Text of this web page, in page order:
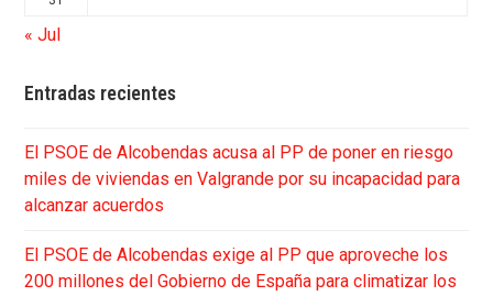
« Jul
Entradas recientes
El PSOE de Alcobendas acusa al PP de poner en riesgo
miles de viviendas en Valgrande por su incapacidad para
alcanzar acuerdos
El PSOE de Alcobendas exige al PP que aproveche los
200 millones del Gobierno de España para climatizar los